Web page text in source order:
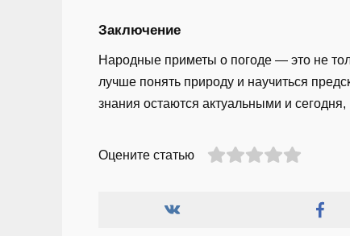
Заключение
Народные приметы о погоде — это не
лучше понять природу и научиться
знания остаются актуальными и
Оцените статью